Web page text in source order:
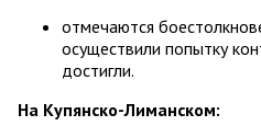
отмечаются
осуществили попытку
достигли.
На Купянско-Лиманском: